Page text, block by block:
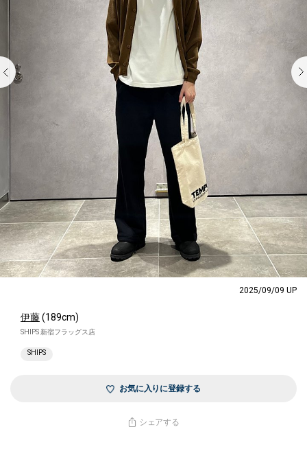
2025/09/09 UP
伊藤(189cm)
SHIPS 新宿フラッグス店
SHIPS
お気に入りに登録する
シェアする